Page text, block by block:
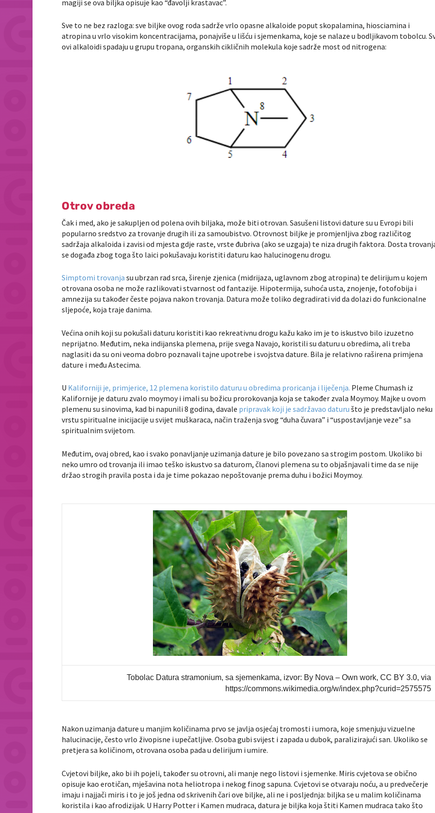
magiji se ova biljka opisuje kao “đavolji krastavac”.
Sve to ne bez razloga: sve biljke ovog roda sadrže vrlo opasne alkaloide poput skopalamina, hiosciamina i
atropina u vrlo visokim koncentracijama, ponajviše u lišću i sjemenkama, koje se nalaze u bodljikavom tobolcu.
ovi alkaloidi spadaju u grupu tropana, organskih cikličnih molekula koje sadrže most od nitrogena:
Otrov obreda
Čak i med, ako je sakupljen od polena ovih biljaka, može biti otrovan. Sasušeni listovi dature su u Evropi bili
popularno sredstvo za trovanje drugih ili za samoubistvo. Otrovnost biljke je promjenljiva zbog različitog
sadržaja alkaloida i zavisi od mjesta gdje raste, vrste đubriva (ako se uzgaja) te niza drugih faktora. Dosta
se događa zbog toga što laici pokušavaju koristiti daturu kao halucinogenu drogu.
Simptomi trovanja su ubrzan rad srca, širenje zjenica (midrijaza, uglavnom zbog atropina) te delirijum u kojem
otrovana osoba ne može razlikovati stvarnost od fantazije. Hipotermija, suhoća usta, znojenje, fotofobija i
amnezija su također česte pojava nakon trovanja. Datura može toliko degradirati vid da dolazi do funkcionalne
sljepoće, koja traje danima.
Većina onih koji su pokušali daturu koristiti kao rekreativnu drogu kažu kako im je to iskustvo bilo izuzetno
neprijatno. Međutim, neka indijanska plemena, prije svega Navajo, koristili su daturu u obredima, ali treba
naglasiti da su oni veoma dobro poznavali tajne upotrebe i svojstva dature. Bila je relativno raširena primjena
dature i među Astecima.
U Kaliforniji je, primjerice, 12 plemena koristilo daturu u obredima proricanja i liječenja. Pleme Chumash iz
Kalifornije je daturu zvalo moymoyi imali su božicu prorokovanja koja se također zvala Moymoy. Majke u ovom
plemenu su sinovima, kad bi napunili 8 godina, davale pripravak koji je sadržavao daturu što je predstavljalo neku
vrstu spiritualne inicijacije u svijet muškaraca, način traženja svog “duha čuvara” i “uspostavljanje veze” sa
spiritualnim svijetom.
Međutim, ovaj obred, kao i svako ponavljanje uzimanja dature je bilo povezano sa strogim postom. Ukoliko bi
neko umro od trovanja ili imao teško iskustvo sa daturom, članovi plemena su to objašnjavali time da se nije
držao strogih pravila posta i da je time pokazao nepoštovanje prema duhu i božici Moymoy.
Tobolac Datura stramonium, sa sjemenkama, izvor: By Nova – Own work, CC BY 3.0, via
https://commons.wikimedia.org/w/index.php?curid=2575575
Nakon uzimanja dature u manjim količinama prvo se javlja osjećaj tromosti i umora, koje smenjuju vizuelne
halucinacije, često vrlo živopisne i upečatljive. Osoba gubi svijest i zapada u dubok, paralizirajući san. Ukoliko se
pretjera sa količinom, otrovana osoba pada u delirijum i umire.
Cvjetovi biljke, ako bi ih pojeli, također su otrovni, ali manje nego listovi i sjemenke. Miris cvjetova se obično
opisuje kao erotičan, mješavina nota heliotropa i nekog finog sapuna. Cvjetovi se otvaraju noću, a u predvečerje
imaju i najjači miris i to je još jedna od skrivenih čari ove biljke, ali ne i posljednja: biljka se u malim količinama
koristila i kao afrodizijak. U Harry Potter i Kamen mudraca, datura je biljka koja štiti Kamen mudraca tako što